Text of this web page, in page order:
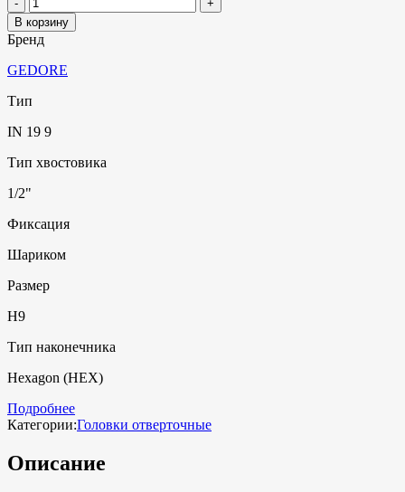
В корзину
Бренд
GEDORE
Тип
IN 19 9
Тип хвостовика
1/2"
Фиксация
Шариком
Размер
H9
Тип наконечника
Hexagon (HEX)
Подробнее
Категории:Головки отверточные
Описание